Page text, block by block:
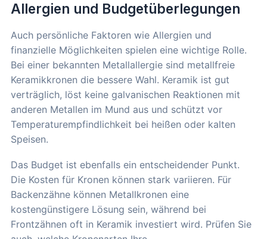
Allergien und Budgetüberlegungen
Auch persönliche Faktoren wie Allergien und
finanzielle Möglichkeiten spielen eine wichtige Rolle.
Bei einer bekannten Metallallergie sind metallfreie
Keramikkronen die bessere Wahl. Keramik ist gut
verträglich, löst keine galvanischen Reaktionen mit
anderen Metallen im Mund aus und schützt vor
Temperaturempfindlichkeit bei heißen oder kalten
Speisen.
Das Budget ist ebenfalls ein entscheidender Punkt.
Die Kosten für Kronen können stark variieren. Für
Backenzähne können Metallkronen eine
kostengünstigere Lösung sein, während bei
Frontzähnen oft in Keramik investiert wird. Prüfen Sie